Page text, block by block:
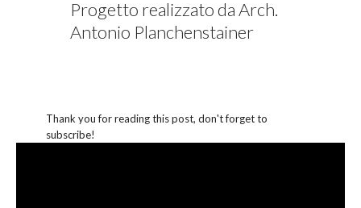
Progetto realizzato da Arch.
Antonio Planchenstainer
Thank you for reading this post, don't forget to
subscribe!